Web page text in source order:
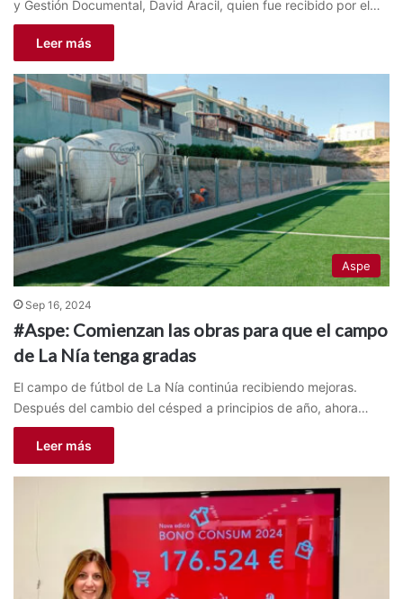
y Gestión Documental, David Aracil, quien fue recibido por el…
Leer más
Aspe
Sep 16, 2024
#Aspe: Comienzan las obras para que el campo
de La Nía tenga gradas
El campo de fútbol de La Nía continúa recibiendo mejoras.
Después del cambio del césped a principios de año, ahora…
Leer más